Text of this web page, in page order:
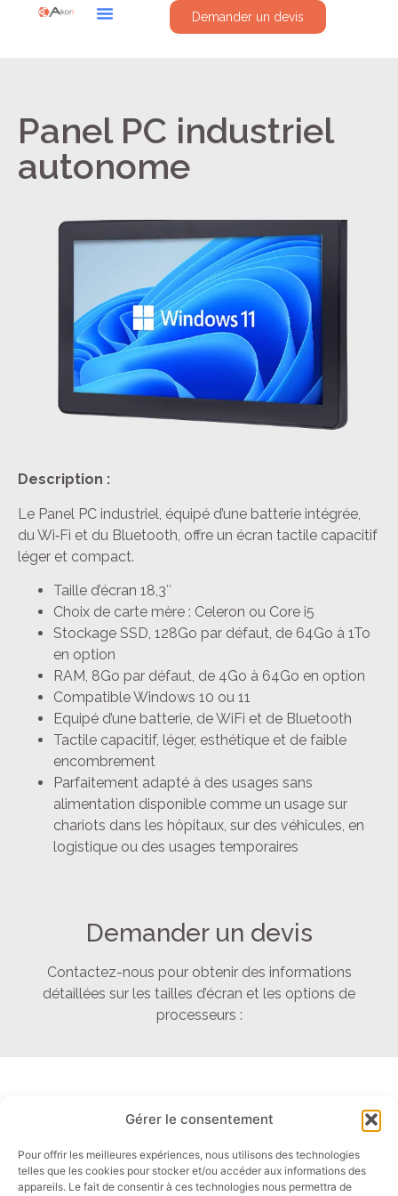
Gérer le consentement
Pour offrir les meilleures expériences, nous utilisons des technologies
telles que les cookies pour stocker et/ou accéder aux informations des
appareils. Le fait de consentir à ces technologies nous permettra de
Demander un devis
Panel PC industriel
autonome
Description :
Le Panel PC industriel, équipé d’une batterie intégrée,
du Wi‑Fi et du Bluetooth, offre un écran tactile capacitif
léger et compact.
Taille d’écran 18,3″
Choix de carte mère : Celeron ou Core i5
Stockage SSD, 128Go par défaut, de 64Go à 1To
en option
RAM, 8Go par défaut, de 4Go à 64Go en option
Compatible Windows 10 ou 11
Equipé d’une batterie, de WiFi et de Bluetooth
Tactile capacitif, léger, esthétique et de faible
encombrement
Parfaitement adapté à des usages sans
alimentation disponible comme un usage sur
chariots dans les hôpitaux, sur des véhicules, en
logistique ou des usages temporaires
Demander un devis
Contactez-nous pour obtenir des informations
détaillées sur les tailles d’écran et les options de
processeurs :
Panels PC
Ecrans
Email: info@akori.fr
Tel : +33 (0)4 50 01 44 00